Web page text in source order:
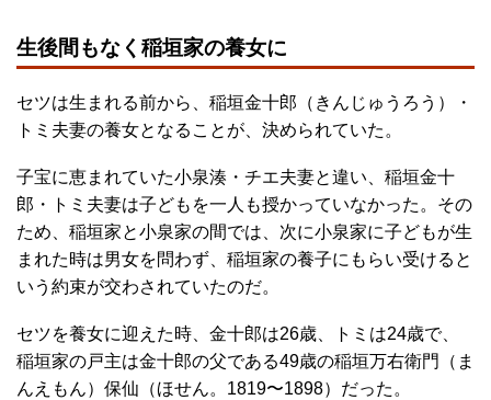
生後間もなく稲垣家の養女に
セツは生まれる前から、稲垣金十郎（きんじゅうろう）・
トミ夫妻の養女となることが、決められていた。
子宝に恵まれていた小泉湊・チエ夫妻と違い、稲垣金十
郎・トミ夫妻は子どもを一人も授かっていなかった。その
ため、稲垣家と小泉家の間では、次に小泉家に子どもが生
まれた時は男女を問わず、稲垣家の養子にもらい受けると
いう約束が交わされていたのだ。
セツを養女に迎えた時、金十郎は26歳、トミは24歳で、
稲垣家の戸主は金十郎の父である49歳の稲垣万右衛門（ま
んえもん）保仙（ほせん。1819〜1898）だった。